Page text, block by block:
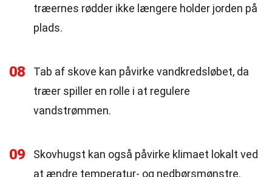
træernes rødder ikke længere holder jorden på
plads.
08
Tab af skove kan påvirke vandkredsløbet, da
træer spiller en rolle i at regulere
vandstrømmen.
09
Skovhugst kan også påvirke klimaet lokalt ved
at ændre temperatur- og nedbørsmønstre.